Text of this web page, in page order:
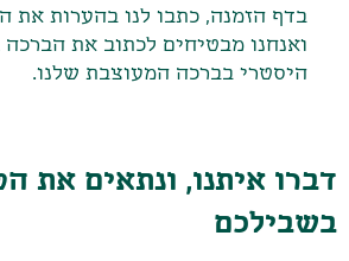
בדף הזמנה, כתבו לנו בהערות את
ואנחנו מבטיחים לכתוב את
היסטרי בברכה המעוצבת שלנו.
דברו איתנו, ונתאים את
בשבילכם